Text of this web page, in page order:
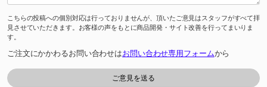
こちらの投稿への個別対応は行っておりませんが、頂いたご意見はスタッフがすべて拝
見させていただきます。お客様の声をもとに商品開発・サイト改善を行ってまいりま
す。
ご注文にかかわるお問い合わせはお問い合わせ専用フォームから